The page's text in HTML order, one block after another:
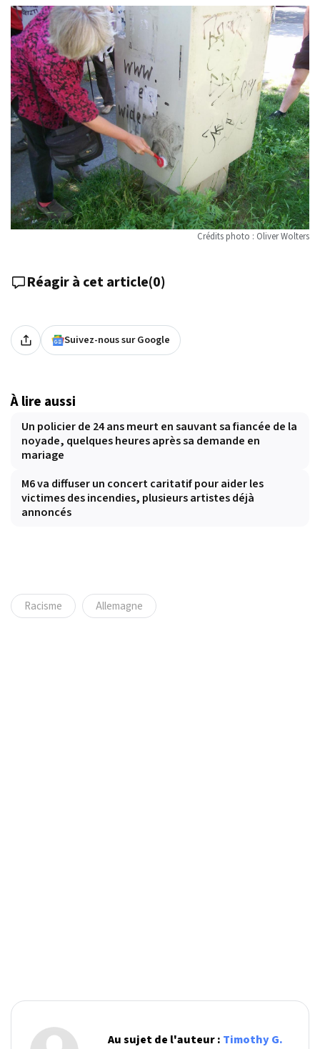
Crédits photo : Oliver Wolters
Réagir à cet article(0)
Suivez-nous sur Google
À lire aussi
Un policier de 24 ans meurt en sauvant sa fiancée de la
noyade, quelques heures après sa demande en
mariage
M6 va diffuser un concert caritatif pour aider les
victimes des incendies, plusieurs artistes déjà
annoncés
Racisme Allemagne
Au sujet de l'auteur : Timothy G.